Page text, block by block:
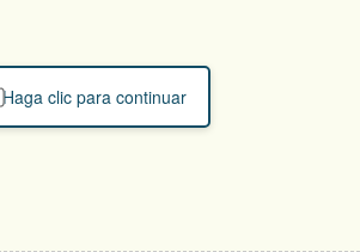
Haga clic para continuar